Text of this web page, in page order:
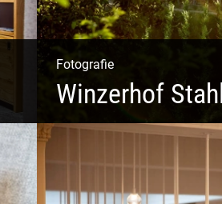
Fotografie
Winzerhof Stahl
Ganz neu durfte es werden.